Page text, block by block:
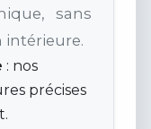
sans
intérieure.
: nos
précises